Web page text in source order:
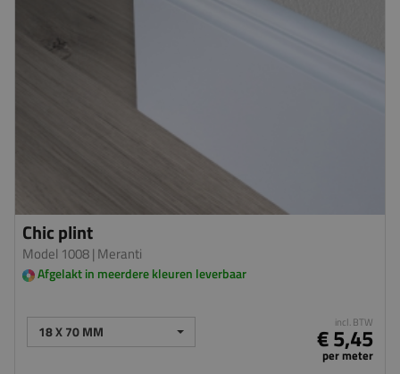
Chic plint
Model 1008| Meranti
Afgelakt in meerdere kleuren leverbaar
18 X 70 MM incl. BTW
€ 5,45
per meter